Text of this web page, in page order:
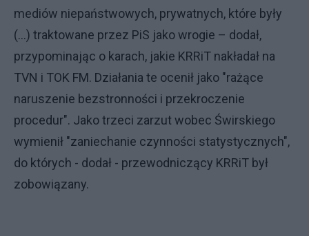
mediów niepaństwowych, prywatnych, które były
(...) traktowane przez PiS jako wrogie – dodał,
przypominając o karach, jakie KRRiT nakładał na
TVN i TOK FM. Działania te ocenił jako "rażące
naruszenie bezstronności i przekroczenie
procedur". Jako trzeci zarzut wobec Świrskiego
wymienił "zaniechanie czynności statystycznych",
do których - dodał - przewodniczący KRRiT był
zobowiązany.